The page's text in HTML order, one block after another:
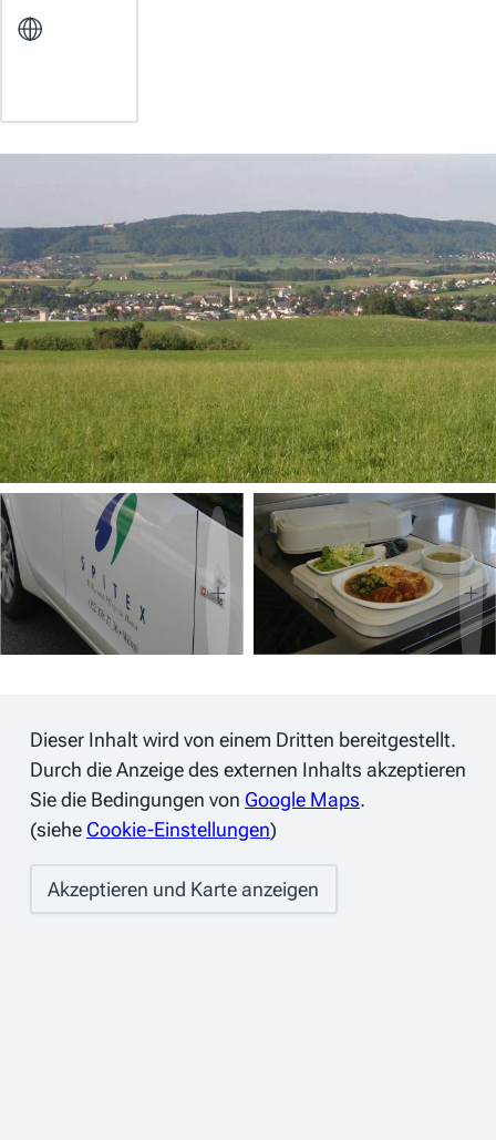
Dieser Inhalt wird von einem Dritten bereitgestellt.
Durch die Anzeige des externen Inhalts akzeptieren
Sie die Bedingungen von Google Maps.
(siehe Cookie-Einstellungen)
Akzeptieren und Karte anzeigen